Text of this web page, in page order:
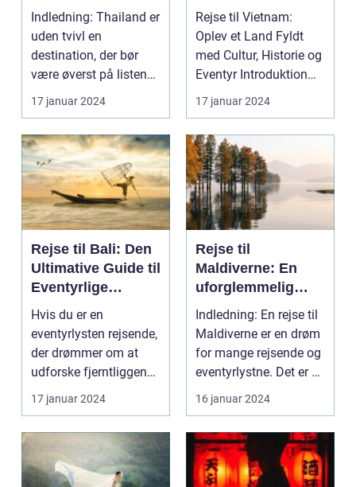
skønhed og
eventyr
Indledning: Thailand er
uden tvivl en
destination, der bør
være øverst på listen
for enhver rejsende...
17 januar 2024
Historie og
Eventyr
Rejse til Vietnam:
Oplev et Land Fyldt
med Cultur, Historie og
Eventyr Introduktion
Rejsen til Vie...
17 januar 2024
Rejse til Bali: Den
Ultimative Guide til
Eventyrlige
Rejsende
Hvis du er en
eventyrlysten rejsende,
der drømmer om at
udforske fjerntliggende
og eksotiske destina...
17 januar 2024
Rejse til
Maldiverne: En
uforglemmelig
oplevelse
Indledning: En rejse til
Maldiverne er en drøm
for mange rejsende og
eventyrlystne. Det er et
paradi...
16 januar 2024